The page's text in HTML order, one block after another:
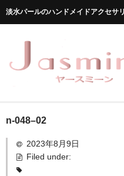
淡水パールのハンドメイドアクセ
ホーム
商品一覧
★お勧め商品
n-048–02
2023年8月9日
Filed under: